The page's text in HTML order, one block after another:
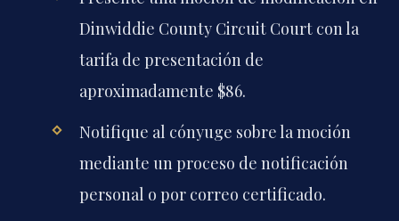
Dinwiddie County Circuit Court con la
tarifa de presentación de
aproximadamente $86.
Notifique al cónyuge sobre la moción
mediante un proceso de notificación
personal o por correo certificado.